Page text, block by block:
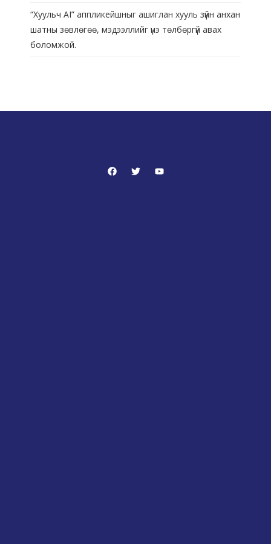
“Хуульч АІ” аппликейшныг ашиглан хууль зүйн анхан
шатны зөвлөгөө, мэдээллийг үнэ төлбөргүй авах
боломжой.